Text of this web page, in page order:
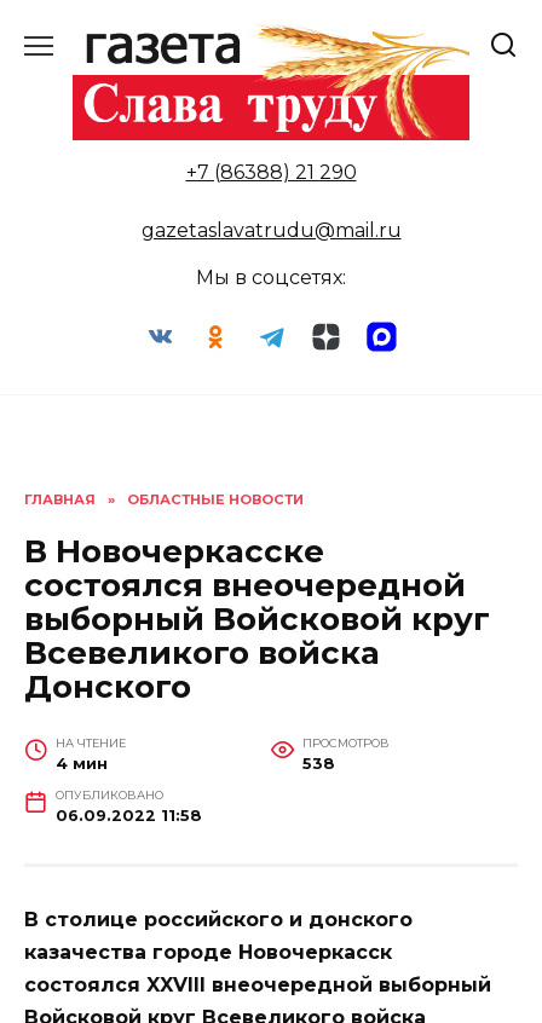
содержанию
+7 (86388) 21 290
gazetaslavatrudu@mail.ru
Мы в соцсетях:
ГЛАВНАЯ » ОБЛАСТНЫЕ НОВОСТИ
В Новочеркасске
состоялся внеочередной
выборный Войсковой круг
Всевеликого войска
Донского
НА ЧТЕНИЕ
4 мин
ПРОСМОТРОВ
538
ОПУБЛИКОВАНО
06.09.2022 11:58
В столице российского и донского
казачества городе Новочеркасск
состоялся XXVIII внеочередной выборный
Войсковой круг Всевеликого войска